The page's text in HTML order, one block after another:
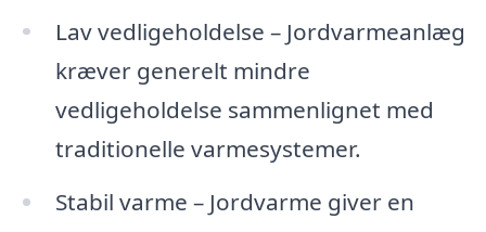
Lav vedligeholdelse – Jordvarmeanlæg
kræver generelt mindre
vedligeholdelse sammenlignet med
traditionelle varmesystemer.
Stabil varme – Jordvarme giver en